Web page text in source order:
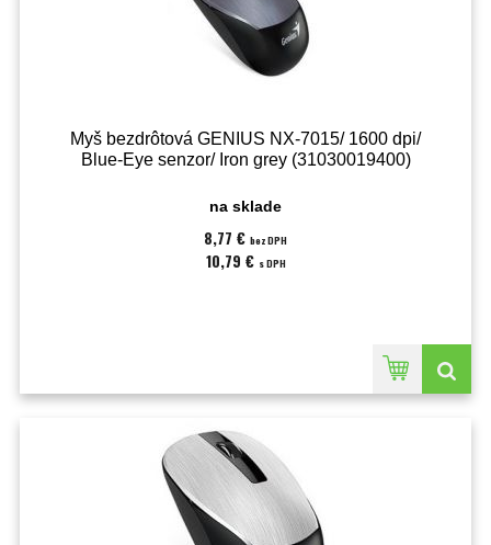
Myš bezdrôtová GENIUS NX-7015/ 1600 dpi/
Blue-Eye senzor/ Iron grey (31030019400)
na sklade
8,77 € bez DPH
10,79 € s DPH